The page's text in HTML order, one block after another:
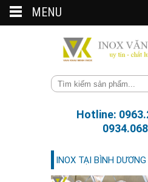
Hotline:
INOX TẠI BÌNH DƯƠNG
MENU